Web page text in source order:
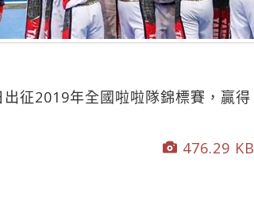
征2019年全國啦啦隊錦標賽，贏
476.29